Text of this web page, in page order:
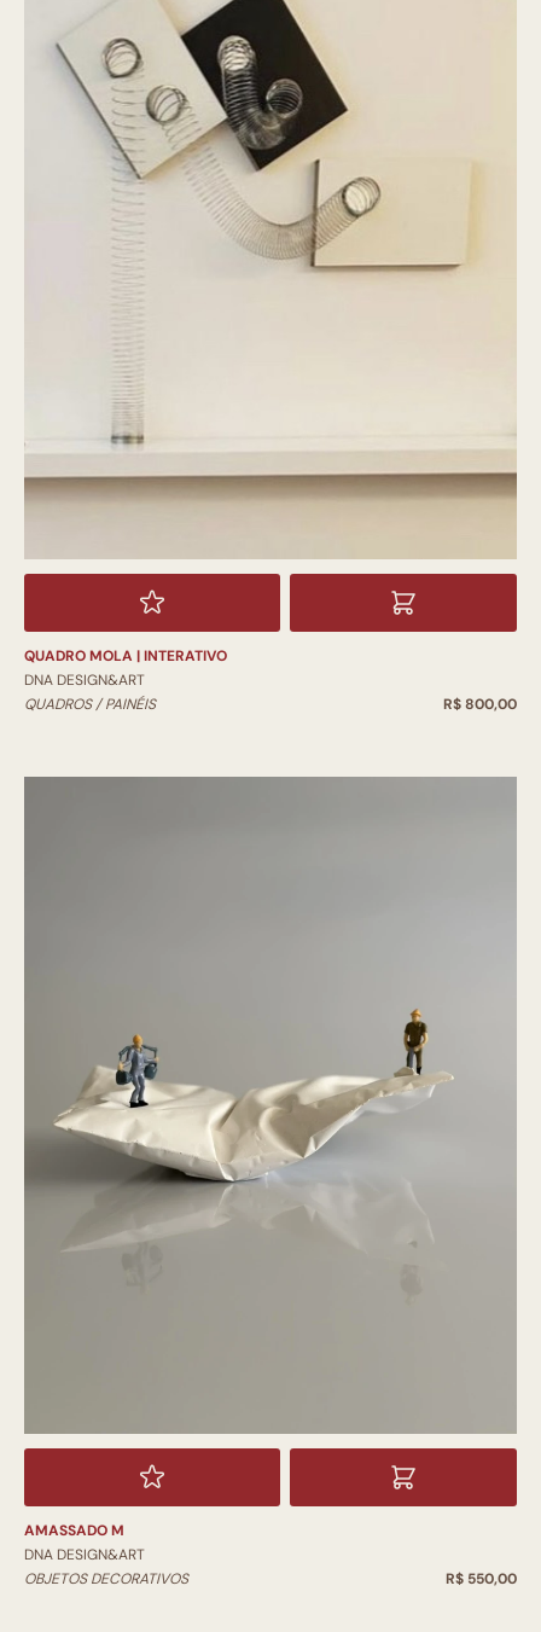
QUADRO MOLA | INTERATIVO
DNA DESIGN&ART
QUADROS / PAINÉIS
R$ 800,00
AMASSADO M
DNA DESIGN&ART
OBJETOS DECORATIVOS
R$ 550,00